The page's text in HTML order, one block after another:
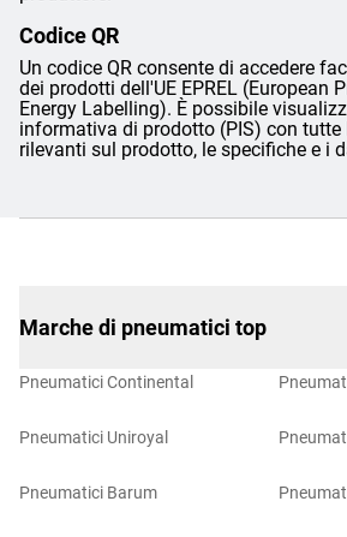
Codice QR
Un codice QR consente di accedere
dei prodotti dell'UE EPREL (European
Energy Labelling). È possibile
informativa di prodotto (PIS) con
rilevanti sul prodotto, le specifiche e i
Marche di pneumatici top
Pneumatici Continental
Pneumatici Uniroyal
Pneumatici Barum